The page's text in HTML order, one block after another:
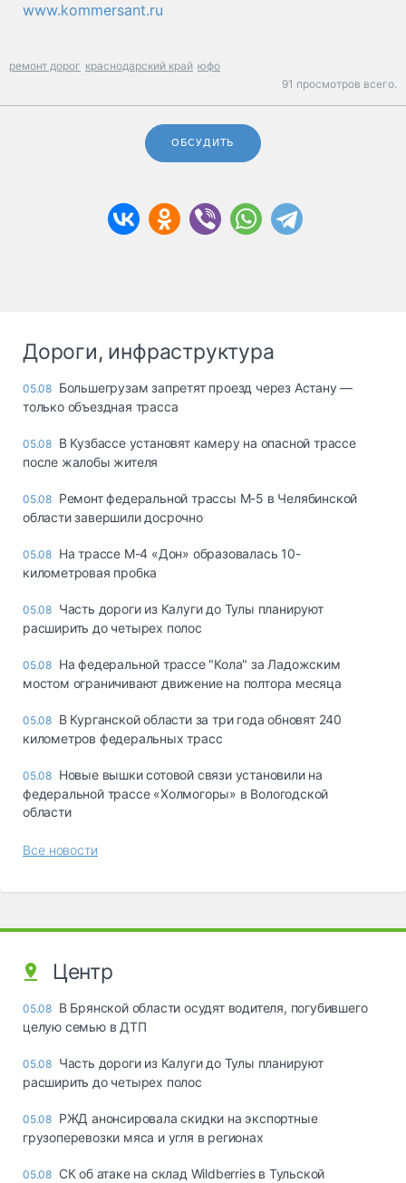
www.kommersant.ru
ремонт дорог краснодарский край юфо
91 просмотров всего.
ОБСУДИТЬ
Дороги, инфраструктура
05.08 Большегрузам запретят проезд через Астану —
только объездная трасса
05.08 В Кузбассе установят камеру на опасной трассе
после жалобы жителя
05.08 Ремонт федеральной трассы М-5 в Челябинской
области завершили досрочно
05.08 На трассе М-4 «Дон» образовалась 10-
километровая пробка
05.08 Часть дороги из Калуги до Тулы планируют
расширить до четырех полос
05.08 На федеральной трассе "Кола" за Ладожским
мостом ограничивают движение на полтора месяца
05.08 В Курганской области за три года обновят 240
километров федеральных трасс
05.08 Новые вышки сотовой связи установили на
федеральной трассе «Холмогоры» в Вологодской
области
Все новости
Центр
05.08 В Брянской области осудят водителя, погубившего
целую семью в ДТП
05.08 Часть дороги из Калуги до Тулы планируют
расширить до четырех полос
05.08 РЖД анонсировала скидки на экспортные
грузоперевозки мяса и угля в регионах
05.08 СК об атаке на склад Wildberries в Тульской